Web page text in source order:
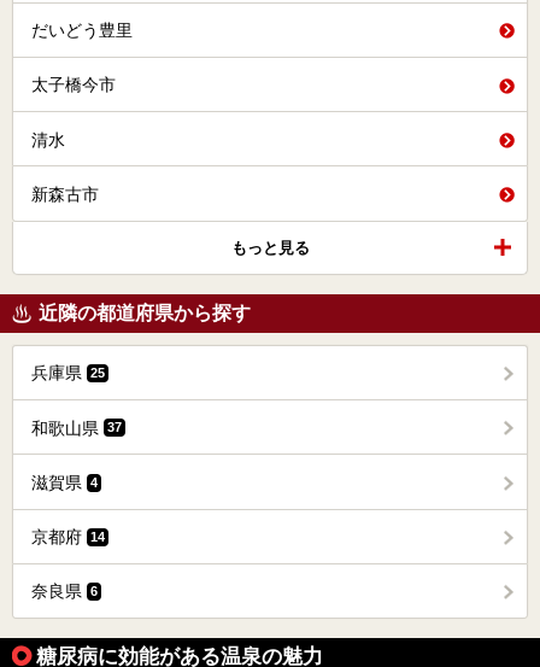
だいどう豊里
太子橋今市
清水
新森古市
もっと見る
近隣の都道府県から探す
兵庫県 25
和歌山県 37
滋賀県 4
京都府 14
奈良県 6
糖尿病に効能がある温泉の魅力